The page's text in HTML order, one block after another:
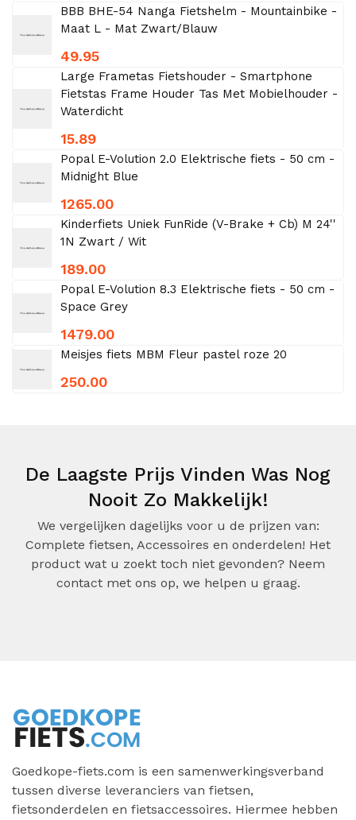
BBB BHE-54 Nanga Fietshelm - Mountainbike -
Maat L - Mat Zwart/Blauw
49.95
Large Frametas Fietshouder - Smartphone
Fietstas Frame Houder Tas Met Mobielhouder -
Waterdicht
15.89
Popal E-Volution 2.0 Elektrische fiets - 50 cm -
Midnight Blue
1265.00
Kinderfiets Uniek FunRide (V-Brake + Cb) M 24''
1N Zwart / Wit
189.00
Popal E-Volution 8.3 Elektrische fiets - 50 cm -
Space Grey
1479.00
Meisjes fiets MBM Fleur pastel roze 20
250.00
De Laagste Prijs Vinden Was Nog
Nooit Zo Makkelijk!
We vergelijken dagelijks voor u de prijzen van:
Complete fietsen, Accessoires en onderdelen! Het
product wat u zoekt toch niet gevonden? Neem
contact met ons op, we helpen u graag.
Goedkope-fiets.com is een samenwerkingsverband
tussen diverse leveranciers van fietsen,
fietsonderdelen en fietsaccessoires. Hiermee hebben